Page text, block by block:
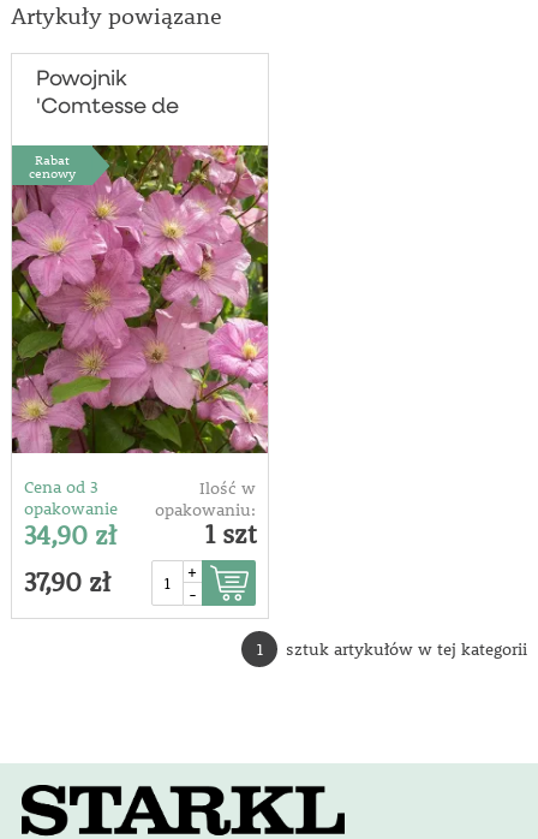
Artykuły powiązane
Powojnik
'Comtesse de
Rabat
cenowy
Cena od 3
opakowanie
34,90 zł
Ilość w
opakowaniu:
1 szt
37,90 zł
+
-
1 sztuk artykułów w tej kategorii